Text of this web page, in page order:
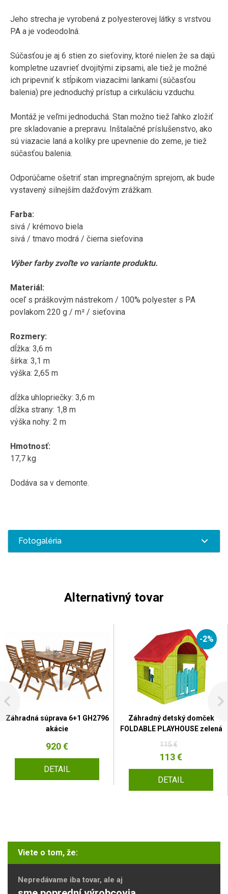
Jeho strecha je vyrobená z polyesterovej látky s vrstvou
PA a je vodeodolná.
Súčasťou je aj 6 stien zo sieťoviny, ktoré nielen že sa dajú
kompletne uzavrieť dvojitými zipsami, ale tiež je možné
ich pripevniť k stĺpikom viazacími lankami (súčasťou
balenia) pre jednoduchý prístup a cirkuláciu vzduchu.
Montáž je veľmi jednoduchá. Stan možno tiež ľahko zložiť
pre skladovanie a prepravu. Inštalačné príslušenstvo, ako
sú viazacie laná a kolíky pre upevnenie do zeme, je tiež
súčasťou balenia.
Odporúčame ošetriť stan impregnačným sprejom, ak bude
vystavený silnejším dažďovým zrážkam.
Farba:
sivá / krémovo biela
sivá / tmavo modrá / čierna sieťovina
Výber farby zvoľte vo variante produktu.
Materiál:
oceľ s práškovým nástrekom / 100% polyester s PA
povlakom 220 g / m² / sieťovina
Rozmery:
dĺžka: 3,6 m
šírka: 3,1 m
výška: 2,65 m
dĺžka uhlopriečky: 3,6 m
dĺžka strany: 1,8 m
výška nohy: 2 m
Hmotnosť:
17,7 kg
Dodáva sa v demonte.
Fotogaléria
Alternativný tovar
Záhradná súprava 6+1 GH2796
akácie
920 €
DETAIL
-2%
Záhradný detský domček
FOLDABLE PLAYHOUSE zelená
115 €
113 €
DETAIL
Viete o tom, že:
Nepredávame iba tovar, ale aj